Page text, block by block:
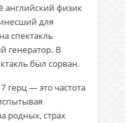
английский физик
для
спектакль
генератор. В
был сорван.
герц — это частота
родных, страх